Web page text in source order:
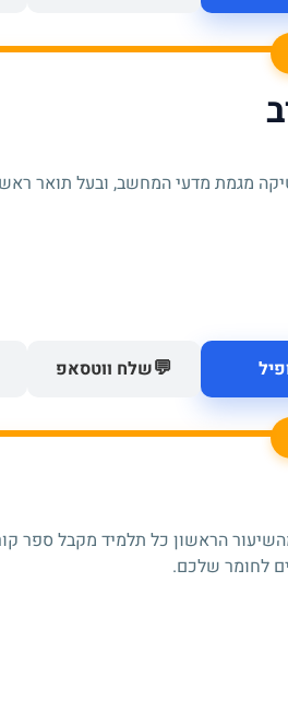
💬שלח ווטסאפ
הראשון כל תלמיד מקבל ספר
לחומר שלכם.